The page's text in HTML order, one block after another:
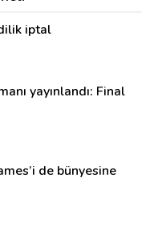
iptal
yayınlandı: Final
de bünyesine